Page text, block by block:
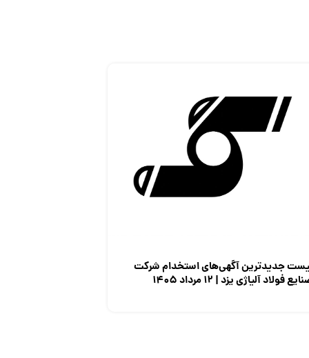
جدیدترین آگهی‌های استخدام شرکت
فولاد آلیاژی یزد | ۱۲ مرداد ۱۴۰۵